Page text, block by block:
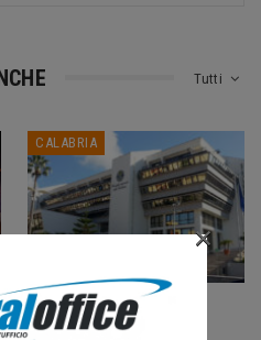
Tutti
CALABRIA
Consiglio regionale della
Calabria approva
×